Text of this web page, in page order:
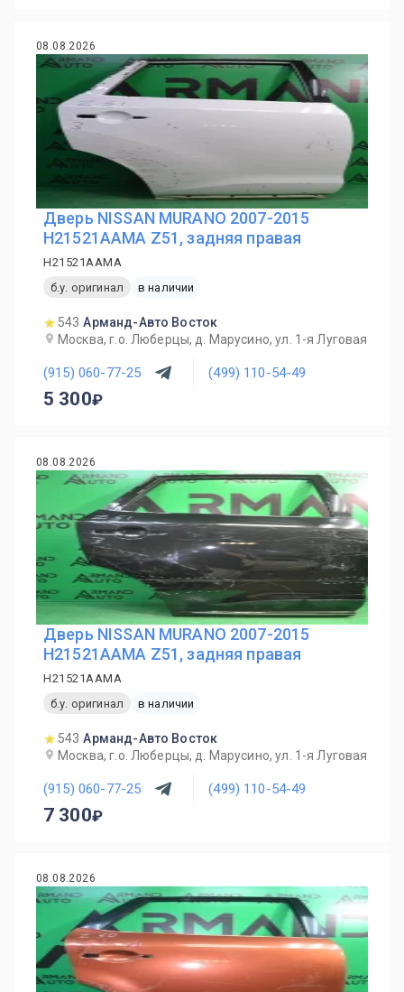
08.08.2026
Дверь NISSAN MURANO 2007-2015
H21521AAMA Z51, задняя правая
H21521AAMA
б.у. оригинал
в наличии
543 Арманд-Авто Восток
Москва, г.о. Люберцы, д. Марусино, ул. 1-я Луговая
(915) 060-77-25 (499) 110-54-49
5 300
08.08.2026
Дверь NISSAN MURANO 2007-2015
H21521AAMA Z51, задняя правая
H21521AAMA
б.у. оригинал
в наличии
543 Арманд-Авто Восток
Москва, г.о. Люберцы, д. Марусино, ул. 1-я Луговая
(915) 060-77-25 (499) 110-54-49
7 300
08.08.2026